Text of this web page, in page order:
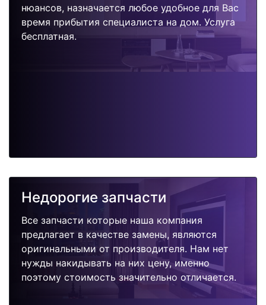
нюансов, назначается любое удобное для Вас
время прибытия специалиста на дом. Услуга
бесплатная.
Недорогие запчасти
Все запчасти которые наша компания
предлагает в качестве замены, являются
оригинальными от производителя. Нам нет
нужды накидывать на них цену, именно
поэтому стоимость значительно отличается.